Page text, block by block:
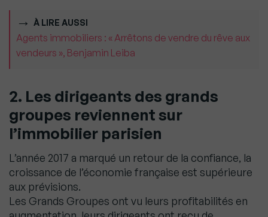
À LIRE AUSSI
Agents immobiliers : « Arrêtons de vendre du rêve aux
vendeurs », Benjamin Leiba
2. Les dirigeants des grands
groupes reviennent sur
l’immobilier parisien
L’année 2017 a marqué un retour de la confiance, la
croissance de l’économie française est supérieure
aux prévisions.
Les Grands Groupes ont vu leurs profitabilités en